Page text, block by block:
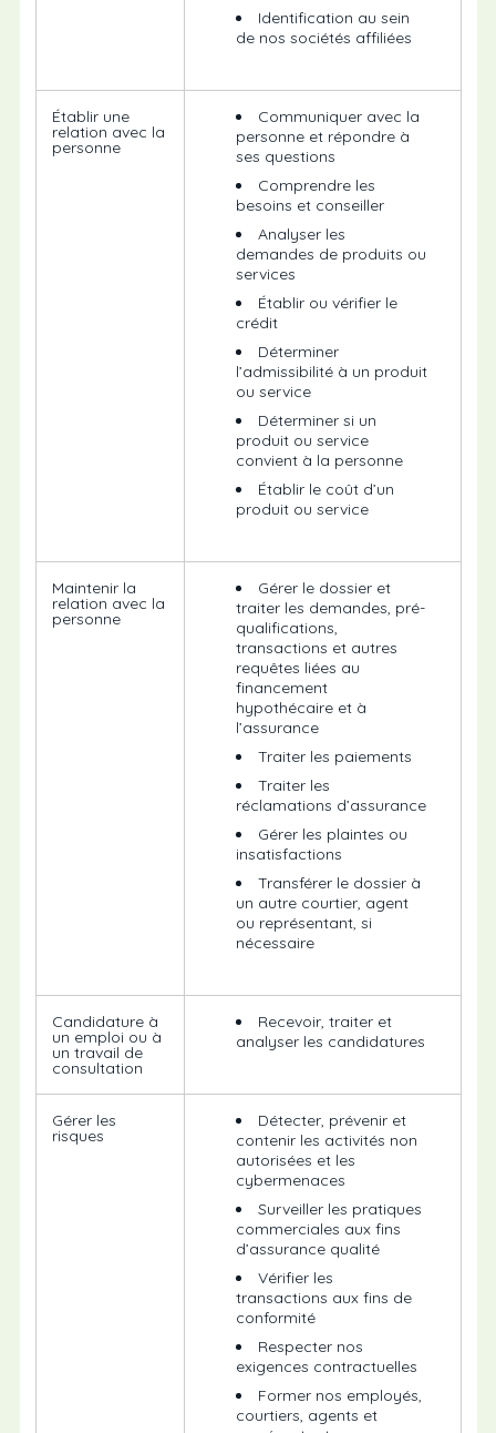
Identification au sein
de nos sociétés affiliées
Établir une
relation avec la
personne
Communiquer avec la
personne et répondre à
ses questions
Comprendre les
besoins et conseiller
Analyser les
demandes de produits ou
services
Établir ou vérifier le
crédit
Déterminer
l’admissibilité à un produit
ou service
Déterminer si un
produit ou service
convient à la personne
Établir le coût d’un
produit ou service
Maintenir la
relation avec la
personne
Gérer le dossier et
traiter les demandes, pré-
qualifications,
transactions et autres
requêtes liées au
financement
hypothécaire et à
l’assurance
Traiter les paiements
Traiter les
réclamations d’assurance
Gérer les plaintes ou
insatisfactions
Transférer le dossier à
un autre courtier, agent
ou représentant, si
nécessaire
Candidature à
un emploi ou à
un travail de
consultation
Recevoir, traiter et
analyser les candidatures
Gérer les
risques
Détecter, prévenir et
contenir les activités non
autorisées et les
cybermenaces
Surveiller les pratiques
commerciales aux fins
d’assurance qualité
Vérifier les
transactions aux fins de
conformité
Respecter nos
exigences contractuelles
Former nos employés,
courtiers, agents et